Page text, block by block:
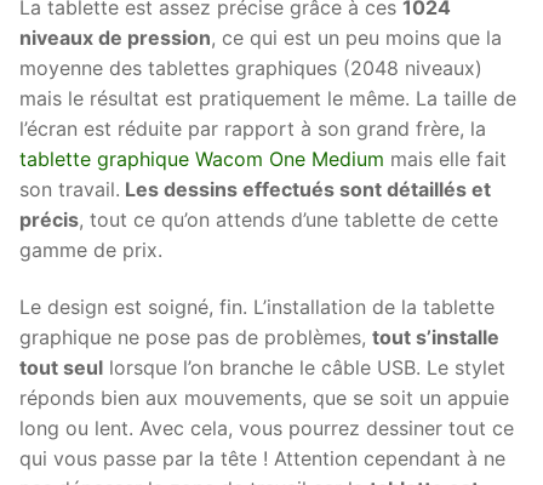
La tablette est assez précise grâce à ces 1024
niveaux de pression, ce qui est un peu moins que la
moyenne des tablettes graphiques (2048 niveaux)
mais le résultat est pratiquement le même. La taille de
l’écran est réduite par rapport à son grand frère, la
tablette graphique Wacom One Medium mais elle fait
son travail. Les dessins effectués sont détaillés et
précis, tout ce qu’on attends d’une tablette de cette
gamme de prix.
Le design est soigné, fin. L’installation de la tablette
graphique ne pose pas de problèmes, tout s’installe
tout seul lorsque l’on branche le câble USB. Le stylet
réponds bien aux mouvements, que se soit un appuie
long ou lent. Avec cela, vous pourrez dessiner tout ce
qui vous passe par la tête ! Attention cependant à ne